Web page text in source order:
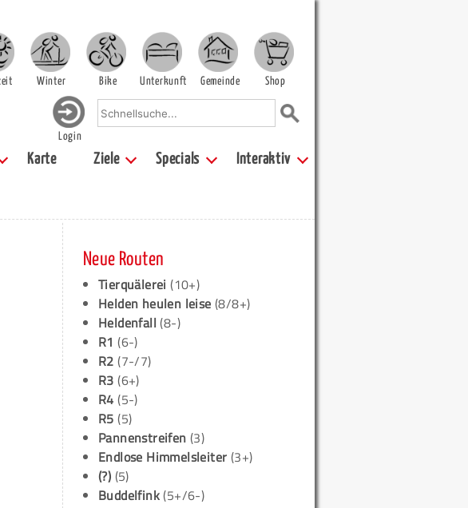
Winter Bike Unterkunft Gemeinde Shop
Login
Karte Ziele Specials Interaktiv
Neue Routen
Tierquälerei (10+)
Helden heulen leise(8/8+)
Heldenfall(8-)
R1 (6-)
R2 (7-/7)
R3 (6+)
R4 (5-)
R5 (5)
Pannenstreifen (3)
Endlose Himmelsleiter (3+)
(?) (5)
Buddelfink(5+/6-)